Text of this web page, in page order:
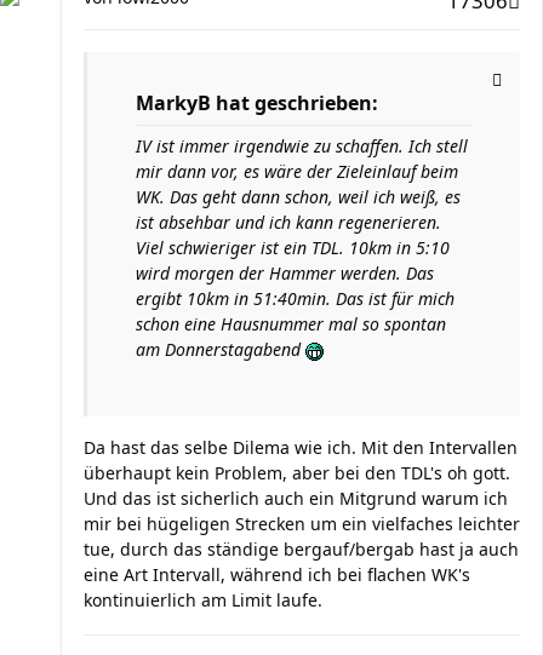
MarkyB hat geschrieben:
IV ist immer irgendwie zu schaffen. Ich stell
mir dann vor, es wäre der Zieleinlauf beim
WK. Das geht dann schon, weil ich weiß, es
ist absehbar und ich kann regenerieren.
Viel schwieriger ist ein TDL. 10km in 5:10
wird morgen der Hammer werden. Das
ergibt 10km in 51:40min. Das ist für mich
schon eine Hausnummer mal so spontan
am Donnerstagabend
Da hast das selbe Dilema wie ich. Mit den Intervallen
überhaupt kein Problem, aber bei den TDL's oh gott.
Und das ist sicherlich auch ein Mitgrund warum ich
mir bei hügeligen Strecken um ein vielfaches leichter
tue, durch das ständige bergauf/bergab hast ja auch
eine Art Intervall, während ich bei flachen WK's
kontinuierlich am Limit laufe.